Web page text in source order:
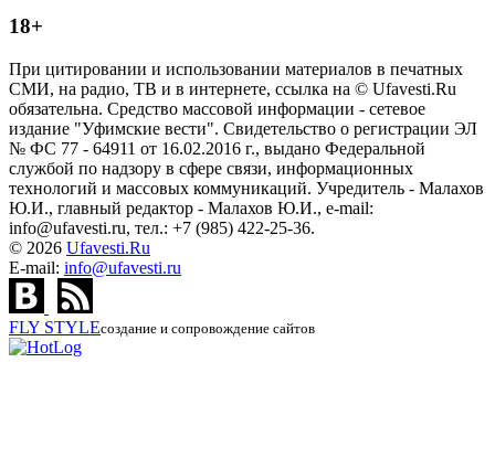
18+
При цитировании и использовании материалов в печатных
СМИ, на радио, ТВ и в интернете, ссылка на © Ufavesti.Ru
обязательна. Средство массовой информации - сетевое
издание "Уфимские вести". Свидетельство о регистрации ЭЛ
№ ФС 77 - 64911 от 16.02.2016 г., выдано Федеральной
службой по надзору в сфере связи, информационных
технологий и массовых коммуникаций. Учредитель - Малахов
Ю.И., главный редактор - Малахов Ю.И., e-mail:
info@ufavesti.ru, тел.: +7 (985) 422-25-36.
© 2026 Ufavesti.Ru
E-mail: info@ufavesti.ru
FLY STYLEсоздание и сопровождение сайтов